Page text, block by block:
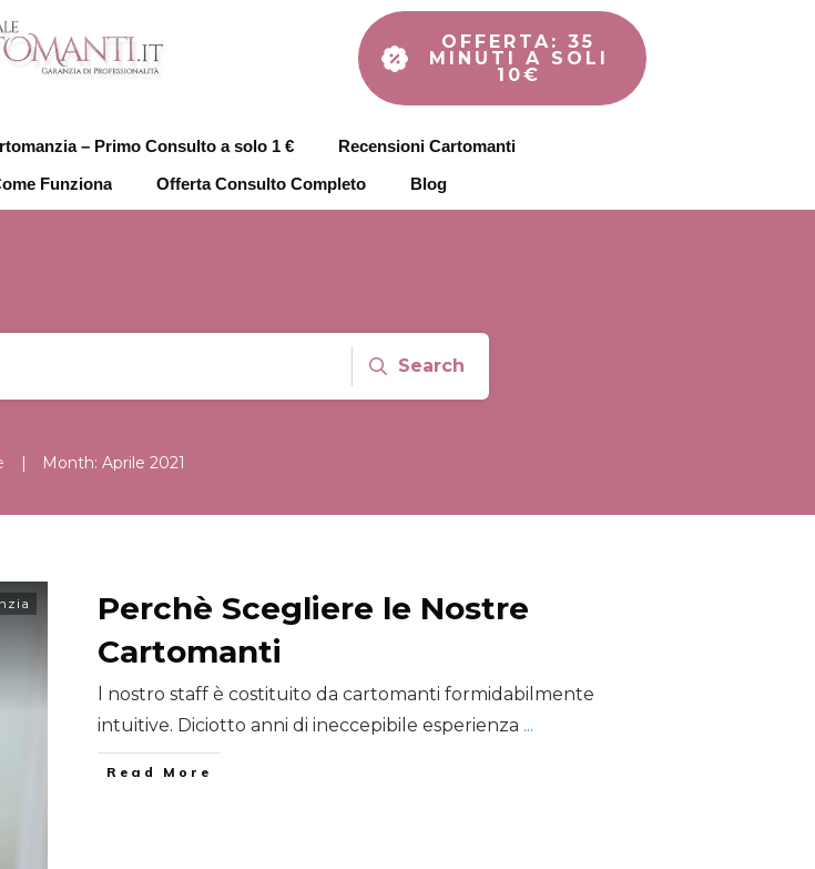
OFFERTA: 35
MINUTI A SOLI
10€
– Primo Consulto a solo 1 €
Recensioni Cartomanti
Funziona Offerta Consulto Completo Blog
Search
| Month: Aprile 2021
Perchè Scegliere le Nostre
Cartomanti
l nostro staff è costituito da cartomanti formidabilmente
intuitive. Diciotto anni di ineccepibile esperienza ...
​Read More